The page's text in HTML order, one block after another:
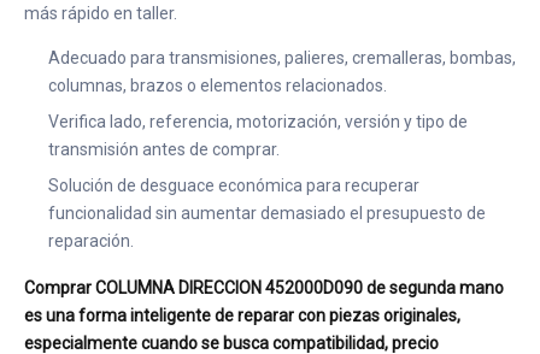
más rápido en taller.
Adecuado para transmisiones, palieres, cremalleras, bombas,
columnas, brazos o elementos relacionados.
Verifica lado, referencia, motorización, versión y tipo de
transmisión antes de comprar.
Solución de desguace económica para recuperar
funcionalidad sin aumentar demasiado el presupuesto de
reparación.
Comprar COLUMNA DIRECCION 452000D090 de segunda mano
es una forma inteligente de reparar con piezas originales,
especialmente cuando se busca compatibilidad, precio